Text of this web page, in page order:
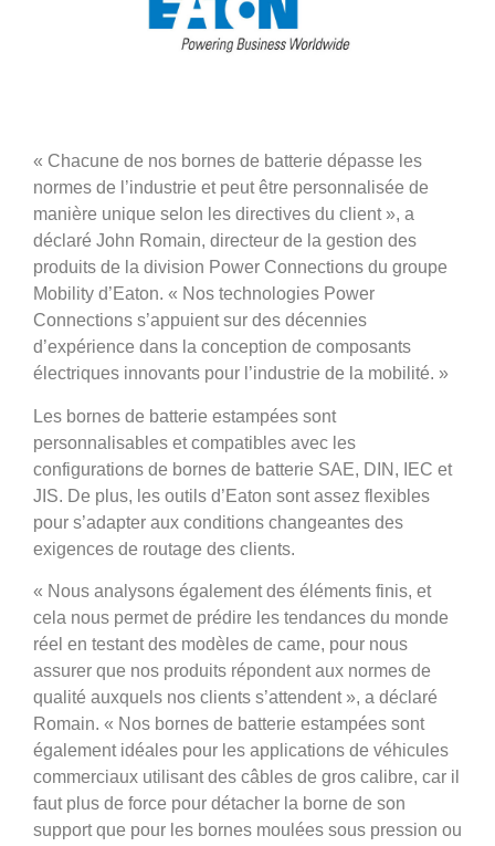
« Chacune de nos bornes de batterie dépasse les
normes de l’industrie et peut être personnalisée de
manière unique selon les directives du client », a
déclaré John Romain, directeur de la gestion des
produits de la division Power Connections du groupe
Mobility d’Eaton. « Nos technologies Power
Connections s’appuient sur des décennies
d’expérience dans la conception de composants
électriques innovants pour l’industrie de la mobilité. »
Les bornes de batterie estampées sont
personnalisables et compatibles avec les
configurations de bornes de batterie SAE, DIN, IEC et
JIS. De plus, les outils d’Eaton sont assez flexibles
pour s’adapter aux conditions changeantes des
exigences de routage des clients.
« Nous analysons également des éléments finis, et
cela nous permet de prédire les tendances du monde
réel en testant des modèles de came, pour nous
assurer que nos produits répondent aux normes de
qualité auxquels nos clients s’attendent », a déclaré
Romain. « Nos bornes de batterie estampées sont
également idéales pour les applications de véhicules
commerciaux utilisant des câbles de gros calibre, car il
faut plus de force pour détacher la borne de son
support que pour les bornes moulées sous pression ou